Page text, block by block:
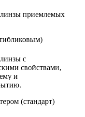
приемлемых
с
свойствами,
и
(стандарт)